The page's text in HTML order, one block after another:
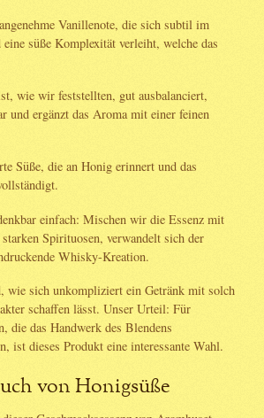
Vanillenote, die sich subtil im
süße Komplexität verleiht, welche das
wie wir feststellten, gut ausbalanciert,
und ergänzt das Aroma mit einer feinen
Süße, die an Honig erinnert und das
einfach: Mischen wir die Essenz mit
Spirituosen, verwandelt sich der
Whisky-Kreation.
wie sich unkompliziert ein Getränk mit solch
schaffen lässt. Unser Urteil: Für
die das Handwerk des Blendens
ist dieses Produkt eine interessante Wahl.
von Honigsüße